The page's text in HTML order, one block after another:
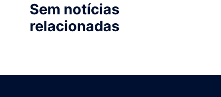
Sem notícias
relacionadas